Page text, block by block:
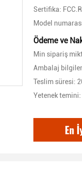
Sertifika:
Model
Ödeme ve
Min sipariş
Ambalaj
Teslim süresi:
Yetenek
En